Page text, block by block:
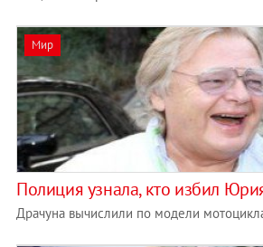
Мир
Полиция узнала, кто избил
Драчуна вычислили по модели